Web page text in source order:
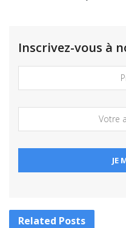
Inscrivez-vous à
Related Posts